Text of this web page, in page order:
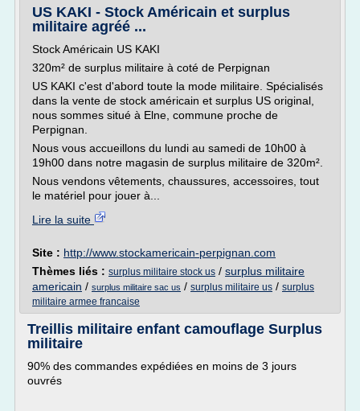
US KAKI - Stock Américain et surplus
militaire agréé ...
Stock Américain US KAKI
320m² de surplus militaire à coté de Perpignan
US KAKI c'est d'abord toute la mode militaire. Spécialisés
dans la vente de stock américain et surplus US original,
nous sommes situé à Elne, commune proche de
Perpignan.
Nous vous accueillons du lundi au samedi de 10h00 à
19h00 dans notre magasin de surplus militaire de 320m².
Nous vendons vêtements, chaussures, accessoires, tout
le matériel pour jouer à...
Lire la suite
Site : http://www.stockamericain-perpignan.com
Thèmes liés : surplus militaire stock us / surplus militaire
americain / surplus militaire sac us / surplus militaire us / surplus
militaire armee francaise
Treillis militaire enfant camouflage Surplus
militaire
90% des commandes expédiées en moins de 3 jours
ouvrés